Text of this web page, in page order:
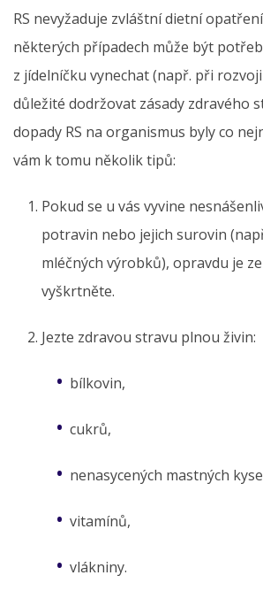
RS nevyžaduje zvláštní dietní
některých případech může být
z jídelníčku vynechat (např. při rozvoji
důležité dodržovat zásady zdravého
dopady RS na organismus byly co
vám k tomu několik tipů:
Pokud se u vás vyvine
potravin nebo jejich surovin
mléčných výrobků), opravdu je
vyškrtněte.
Jezte zdravou stravu plnou živin:
bílkovin,
cukrů,
nenasycených mastných
vitamínů,
vlákniny.